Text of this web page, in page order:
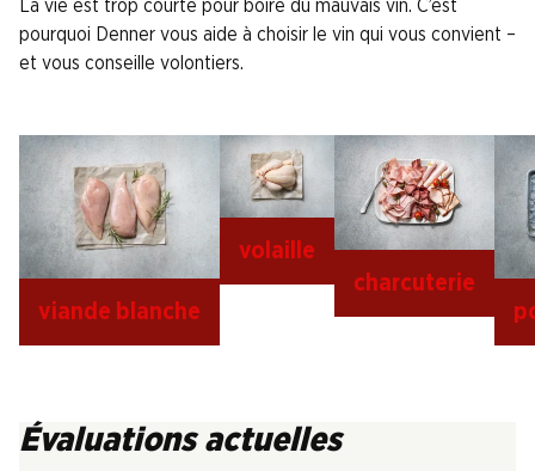
La vie est trop courte pour boire du mauvais vin. C’est
pourquoi Denner vous aide à choisir le vin qui vous convient –
et vous conseille volontiers.
viande blanche
volaille
charcuterie
Évaluations actuelles